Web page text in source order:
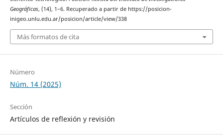
Geográficas, (14), 1–6. Recuperado a partir de https://posicion-
inigeo.unlu.edu.ar/posicion/article/view/338
Más formatos de cita
Número
Núm. 14 (2025)
Sección
Artículos de reflexión y revisión